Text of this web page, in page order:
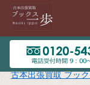
古本出張買取 ブッ